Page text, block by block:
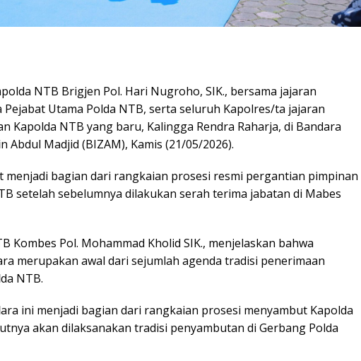
NTB Brigjen Pol. Hari Nugroho, SIK., bersama jajaran
Utama Polda NTB, serta seluruh Kapolres/ta jajaran
Kapolda NTB yang baru, Kalingga Rendra Raharja, di Bandara
Abdul Madjid (BIZAM), Kamis (21/05/2026).
menjadi bagian dari rangkaian prosesi resmi pergantian pimpinan
setelah sebelumnya dilakukan serah terima jabatan di Mabes
Kombes Pol. Mohammad Kholid SIK., menjelaskan bahwa
merupakan awal dari sejumlah agenda tradisi penerimaan
NTB.
ini menjadi bagian dari rangkaian prosesi menyambut Kapolda
akan dilaksanakan tradisi penyambutan di Gerbang Polda